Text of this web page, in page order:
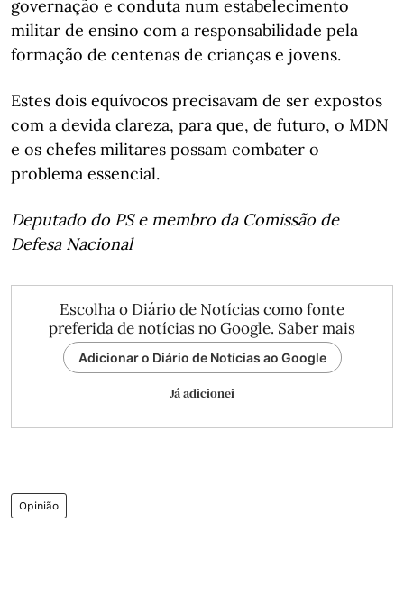
governação e conduta num estabelecimento
militar de ensino com a responsabilidade pela
formação de centenas de crianças e jovens.
Estes dois equívocos precisavam de ser expostos
com a devida clareza, para que, de futuro, o MDN
e os chefes militares possam combater o
problema essencial.
Deputado do PS e membro da Comissão de
Defesa Nacional
Escolha o Diário de Notícias como fonte
preferida de notícias no Google. Saber mais
Adicionar o Diário de Notícias ao Google
Já adicionei
Opinião